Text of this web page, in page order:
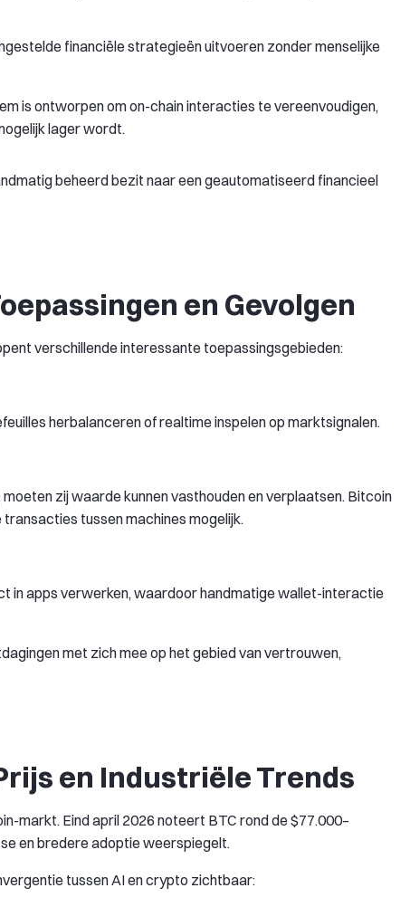
financiële strategieën uitvoeren zonder menselijke
is ontworpen om on-chain interacties te vereenvoudigen,
lager wordt.
beheerd bezit naar een geautomatiseerd financieel
en Gevolgen
verschillende interessante toepassingsgebieden:
herbalanceren of realtime inspelen op marktsignalen.
zij waarde kunnen vasthouden en verplaatsen. Bitcoin
tussen machines mogelijk.
in apps verwerken, waardoor handmatige wallet-interactie
met zich mee op het gebied van vertrouwen,
en Industriële Trends
markt. Eind april 2026 noteert BTC rond de $77.000–
en bredere adoptie weerspiegelt.
tussen AI en crypto zichtbaar: